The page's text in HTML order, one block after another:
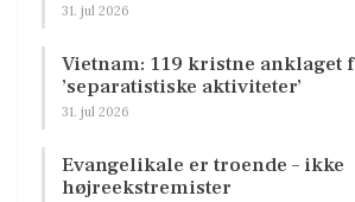
31. jul 2026
Vietnam: 119 kristne anklaget
’separatistiske aktiviteter’
31. jul 2026
Evangelikale er troende – ikke
højreekstremister